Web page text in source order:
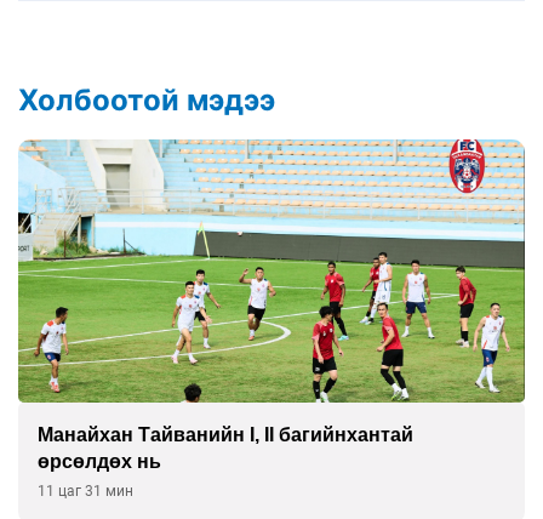
Холбоотой мэдээ
Манайхан Тайванийн I, II багийнхантай
өрсөлдөх нь
11 цаг 31 мин